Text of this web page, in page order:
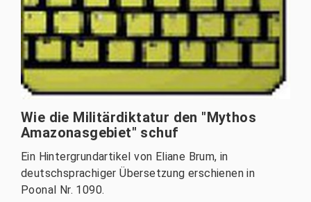
Wie die Militärdiktatur den "Mythos
Amazonasgebiet" schuf
Ein Hintergrundartikel von Eliane Brum, in
deutschsprachiger Übersetzung erschienen in
Poonal Nr. 1090.